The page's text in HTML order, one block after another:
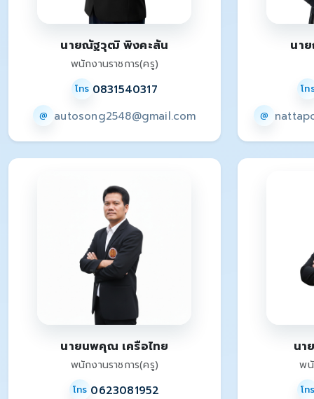
นายณัฐวุฒิ พิงคะสัน
พนักงานราชการ(ครู)
โทร 0831540317
@ autosong2548@gmail.com
นา
โท
@
นายนพคุณ เครือไทย
พนักงานราชการ(ครู)
โทร 0623081952
นา
พนั
โท